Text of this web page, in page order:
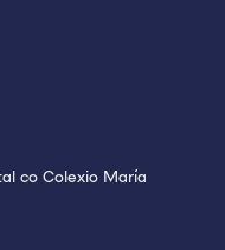
co Colexio María